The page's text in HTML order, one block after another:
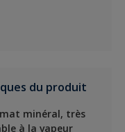
du produit
minéral, très
à la vapeur